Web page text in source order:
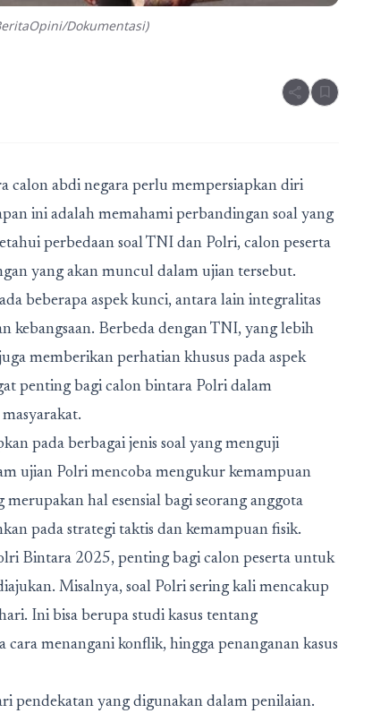
Dokumentasi)
share bookmark
calon abdi negara perlu mempersiapkan diri
ini adalah memahami perbandingan soal yang
perbedaan soal TNI dan Polri, calon peserta
yang akan muncul dalam ujian tersebut.
beberapa aspek kunci, antara lain integralitas
kebangsaan. Berbeda dengan TNI, yang lebih
memberikan perhatian khusus pada aspek
penting bagi calon bintara Polri dalam
pada berbagai jenis soal yang menguji
ujian Polri mencoba mengukur kemampuan
hal esensial bagi seorang anggota
pada strategi taktis dan kemampuan fisik.
Bintara 2025, penting bagi calon peserta untuk
Misalnya, soal Polri sering kali mencakup
Ini bisa berupa studi kasus tentang
menangani konflik, hingga penanganan kasus
pendekatan yang digunakan dalam penilaian.